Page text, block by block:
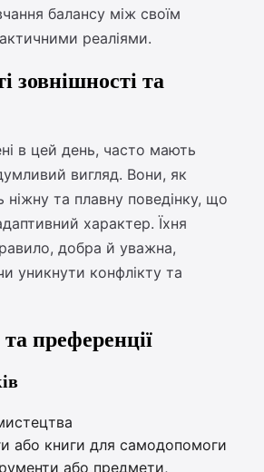
балансу між своїм
реаліями.
зовнішності та
в цей день, часто мають
вигляд. Вони, як
та плавну поведінку, що
характер. Їхня
добра й уважна,
уникнути конфлікту та
преференції
або книги для самодопомоги
або предмети,